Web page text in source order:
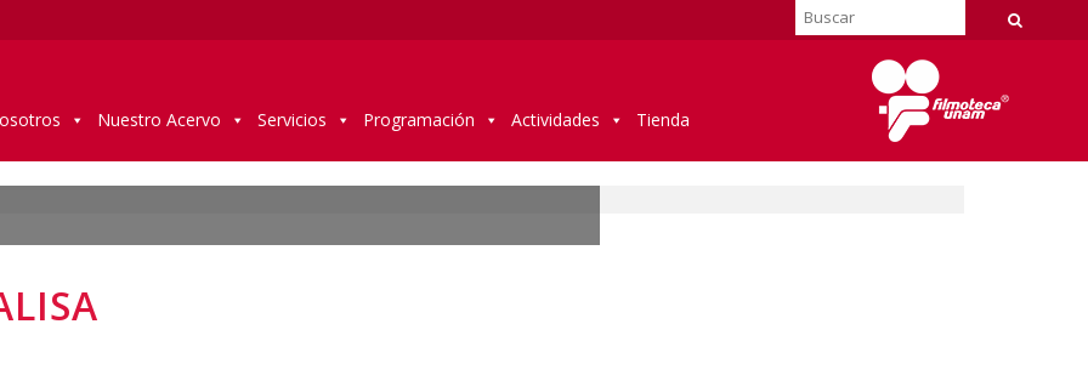
Nuestro Acervo Servicios Programación Actividades Tienda